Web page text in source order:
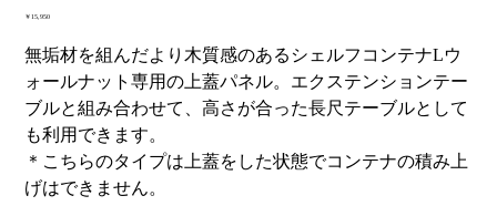
価
￥15,950
無垢材を組んだより木質感のあるシェルフコンテナLウ
ォールナット専用の上蓋パネル。エクステンションテー
ブルと組み合わせて、高さが合った長尺テーブルとして
も利用できます。
＊こちらのタイプは上蓋をした状態でコンテナの積み上
げはできません。